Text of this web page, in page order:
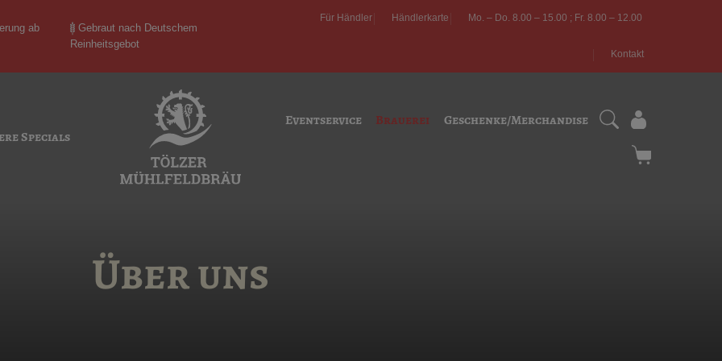
ab
Gebraut nach Deutschem
Reinheitsgebot
Für Händler Händlerkarte Mo. – Do. 8.00 – 15.00 ; Fr. 8.00 – 12.00
Kontakt
Specials
Eventservice Brauerei Geschenke/Merchandise
Über uns